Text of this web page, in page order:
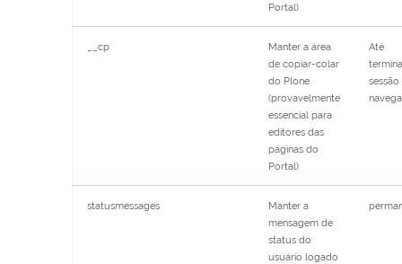
Portal)
__cp
Manter a área
de copiar-colar
do Plone
(provavelmente
essencial para
editores das
páginas do
Portal)
Até
statusmessages
Manter a
mensagem de
status do
usuário logado